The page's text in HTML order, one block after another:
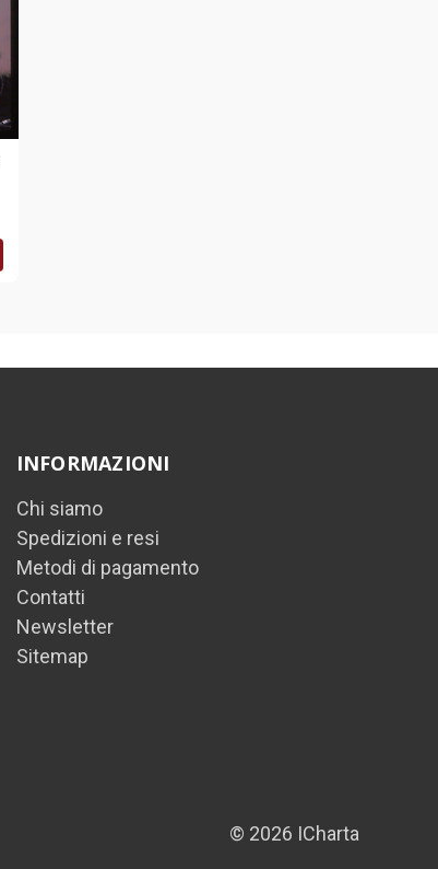
INFORMAZIONI
Chi siamo
Spedizioni e resi
Metodi di pagamento
Contatti
Newsletter
Sitemap
© 2026 ICharta